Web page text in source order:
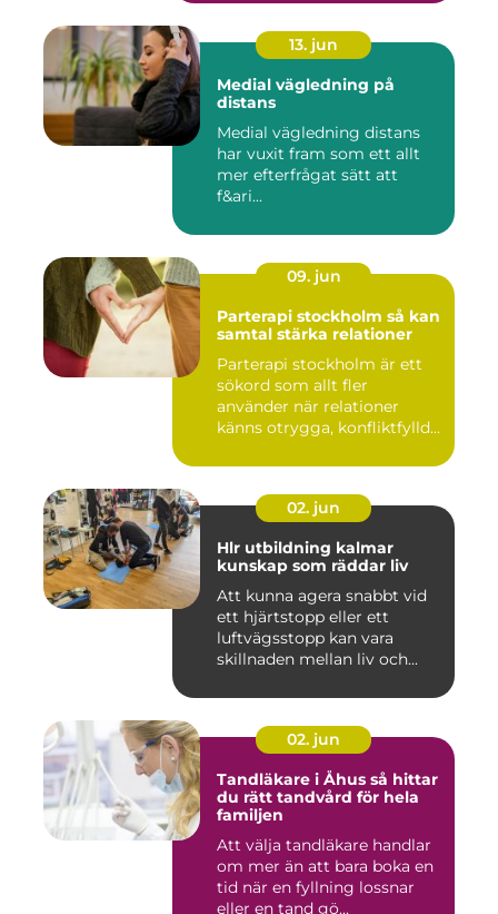
13. jun
Medial vägledning på
distans
Medial vägledning distans
har vuxit fram som ett allt
mer efterfrågat sätt att
f&ari...
09. jun
Parterapi stockholm så kan
samtal stärka relationer
Parterapi stockholm är ett
sökord som allt fler
använder när relationer
känns otrygga, konfliktfylld...
02. jun
Hlr utbildning kalmar
kunskap som räddar liv
Att kunna agera snabbt vid
ett hjärtstopp eller ett
luftvägsstopp kan vara
skillnaden mellan liv och...
02. jun
Tandläkare i Åhus så hittar
du rätt tandvård för hela
familjen
Att välja tandläkare handlar
om mer än att bara boka en
tid när en fyllning lossnar
eller en tand gö...